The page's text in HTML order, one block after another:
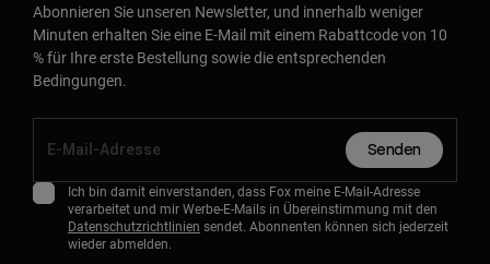
Abonnieren Sie unseren Newsletter, und innerhalb weniger
Minuten erhalten Sie eine E-Mail mit einem Rabattcode von 10
% für Ihre erste Bestellung sowie die entsprechenden
Bedingungen.
Senden
Ich bin damit einverstanden, dass Fox meine E-Mail-Adresse
verarbeitet und mir Werbe-E-Mails in Übereinstimmung mit den
Datenschutzrichtlinien sendet. Abonnenten können sich jederzeit
wieder abmelden.